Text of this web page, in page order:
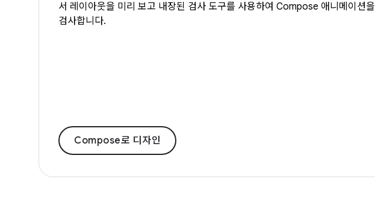
서 레이아웃을 미리 보고 내장된 검사 도구를 사용하여 Compose 애니메이션을
검사합니다.
Compose로 디자인